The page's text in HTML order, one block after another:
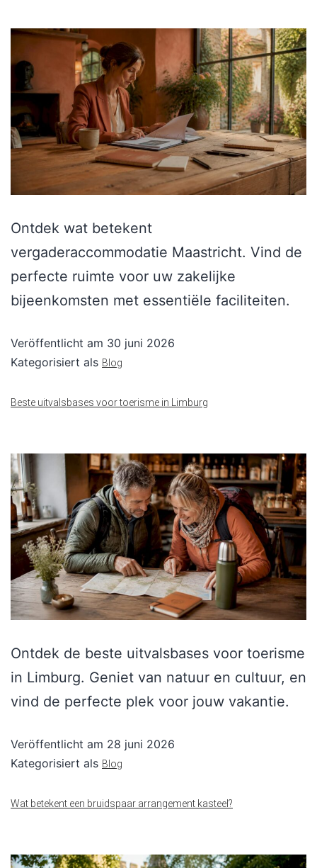
Ontdek wat betekent
vergaderaccommodatie Maastricht. Vind de
perfecte ruimte voor uw zakelijke
bijeenkomsten met essentiële faciliteiten.
Veröffentlicht am 30 juni 2026
Kategorisiert als Blog
Beste uitvalsbases voor toerisme in Limburg
Ontdek de beste uitvalsbases voor toerisme
in Limburg. Geniet van natuur en cultuur, en
vind de perfecte plek voor jouw vakantie.
Veröffentlicht am 28 juni 2026
Kategorisiert als Blog
Wat betekent een bruidspaar arrangement kasteel?